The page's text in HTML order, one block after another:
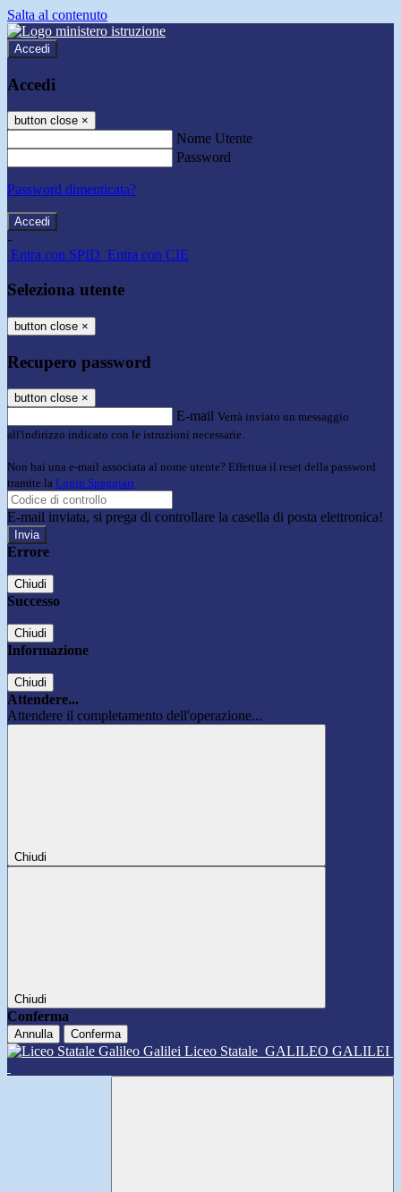
Salta al contenuto
Accedi
Accedi
button close ×
Nome Utente
Password
Password dimenticata?
-
Entra con SPID Entra con CIE
Seleziona utente
button close ×
Recupero password
button close ×
E-mail Verrà inviato un messaggio
all'indirizzo indicato con le istruzioni necessarie.
Non hai una e-mail associata al nome utente? Effettua il reset della password
tramite la Login Spaggiari
E-mail inviata, si prega di controllare la casella di posta elettronica!
Errore
Chiudi
Successo
Chiudi
Informazione
Chiudi
Attendere...
Attendere il completamento dell'operazione...
Chiudi
Chiudi
Conferma
Annulla Conferma
Liceo Statale GALILEO GALILEI